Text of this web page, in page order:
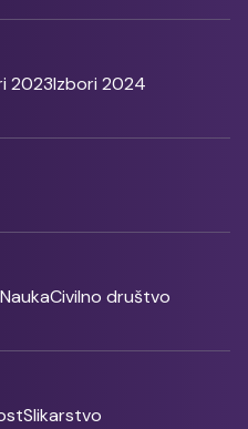
2023Izbori 2024
NaukaCivilno društvo
Slikarstvo